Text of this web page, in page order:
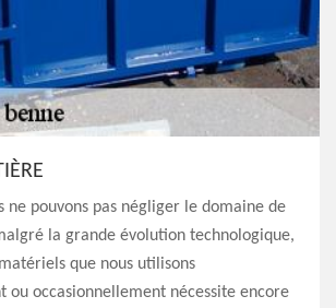
ne pouvons pas négliger le domaine de
la grande évolution technologique,
que nous utilisons
ou occasionnellement nécessite encore